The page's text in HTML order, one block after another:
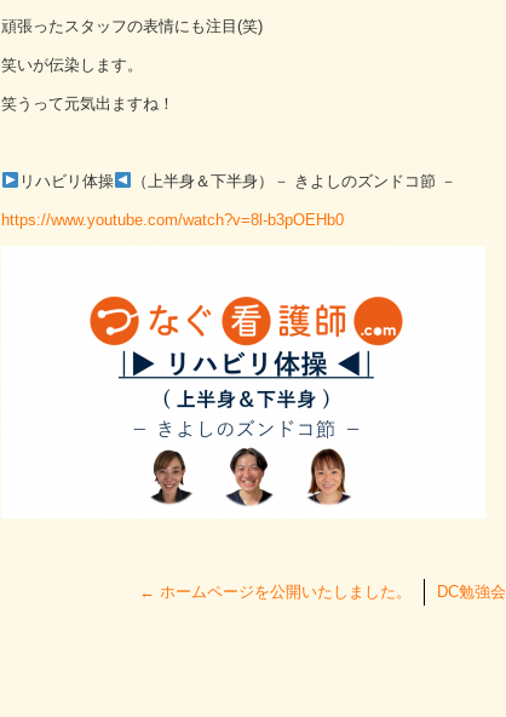
頑張ったスタッフの表情にも注目(笑)
笑いが伝染します。
笑うって元気出ますね！
リハビリ体操 （上半身＆下半身）－ きよしのズンドコ節 －
https://www.youtube.com/watch?v=8l-b3pOEHb0
← ホームページを公開いたしました。 DC勉強会